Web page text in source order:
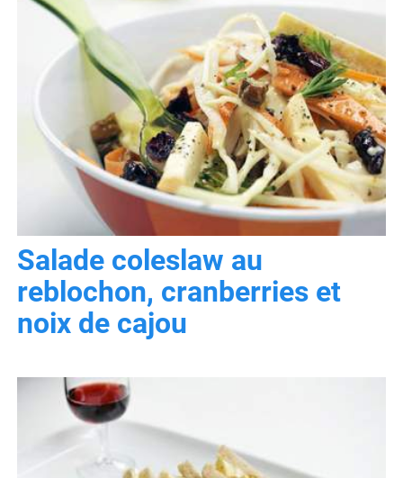
Salade coleslaw au
reblochon, cranberries et
noix de cajou